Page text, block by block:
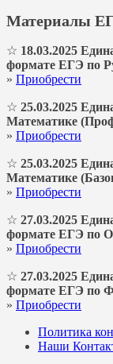
Материалы
☆ 18.03.2025
формате ЕГЭ по
» Приобрести
☆ 25.03.2025
Математике
» Приобрести
☆ 25.03.2025
Математике
» Приобрести
☆ 27.03.2025
формате ЕГЭ по
» Приобрести
☆ 27.03.2025
формате ЕГЭ по
» Приобрести
Политика
Наши